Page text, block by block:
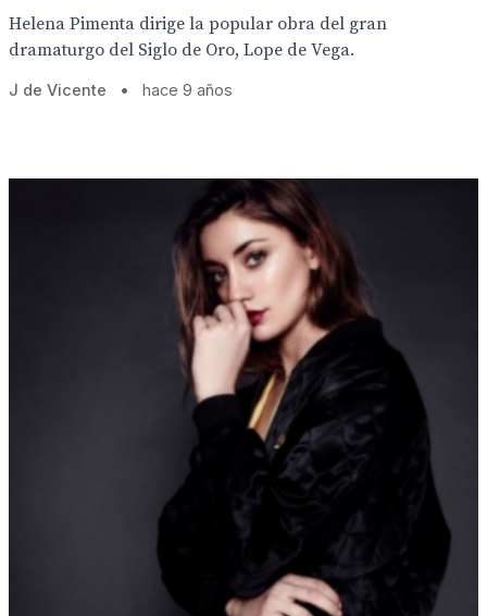
Helena Pimenta dirige la popular obra del gran
dramaturgo del Siglo de Oro, Lope de Vega.
J de Vicente • hace 9 años